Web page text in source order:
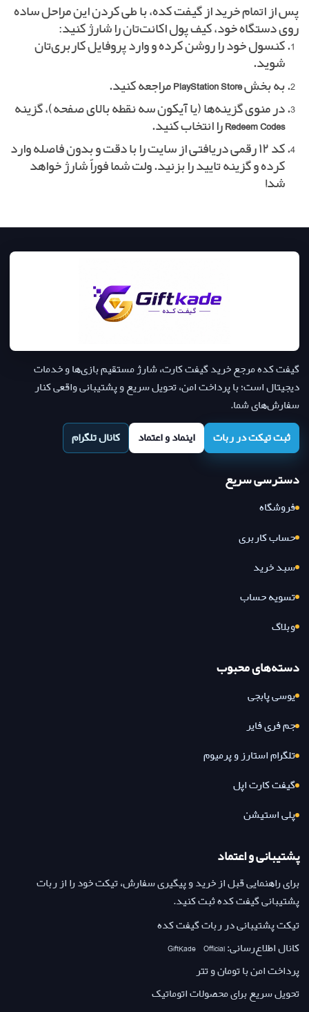
پس از اتمام خرید از گیفت کده، با طی کردن این مراحل ساده
روی دستگاه خود، کیف پول اکانت‌تان را شارژ کنید:
کنسول خود را روشن کرده و وارد پروفایل کاربری‌تان
شوید.
به بخشPlayStation Storeمراجعه کنید.
در منوی گزینه‌ها (یا آیکون سه نقطه بالای صفحه)، گزینه
Redeem Codesرا انتخاب کنید.
کد ۱۲ رقمی دریافتی از سایت را با دقت و بدون فاصله وارد
کرده و گزینه تایید را بزنید. ولت شما فوراً شارژ خواهد
شد!
گیفت کده مرجع خرید گیفت کارت، شارژ مستقیم بازی‌ها و خدمات
دیجیتال است؛ با پرداخت امن، تحویل سریع و پشتیبانی واقعی کنار
سفارش‌های شما.
ثبت تیکت در ربات
اینماد و اعتماد کانال تلگرام
دسترسی سریع
فروشگاه
حساب کاربری
سبد خرید
تسویه حساب
وبلاگ
دسته‌های محبوب
یوسی پابجی
جم فری فایر
تلگرام استارز و پرمیوم
گیفت کارت اپل
پلی استیشن
پشتیبانی و اعتماد
برای راهنمایی قبل از خرید و پیگیری سفارش، تیکت خود را از ربات
پشتیبانی گیفت کده ثبت کنید.
تیکت پشتیبانی در ربات گیفت کده
کانال اطلاع‌رسانی: GiftKade_Official
پرداخت امن با تومان و تتر
تحویل سریع برای محصولات اتوماتیک